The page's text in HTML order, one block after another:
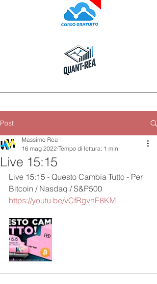
Post
Live 15:15
Massimo Rea
16 mag 2022 Tempo di lettura: 1 min
Live 15:15 - Questo Cambia Tutto - Per
Bitcoin / Nasdaq / S&P500
https://youtu.be/vCfRgvhE8KM